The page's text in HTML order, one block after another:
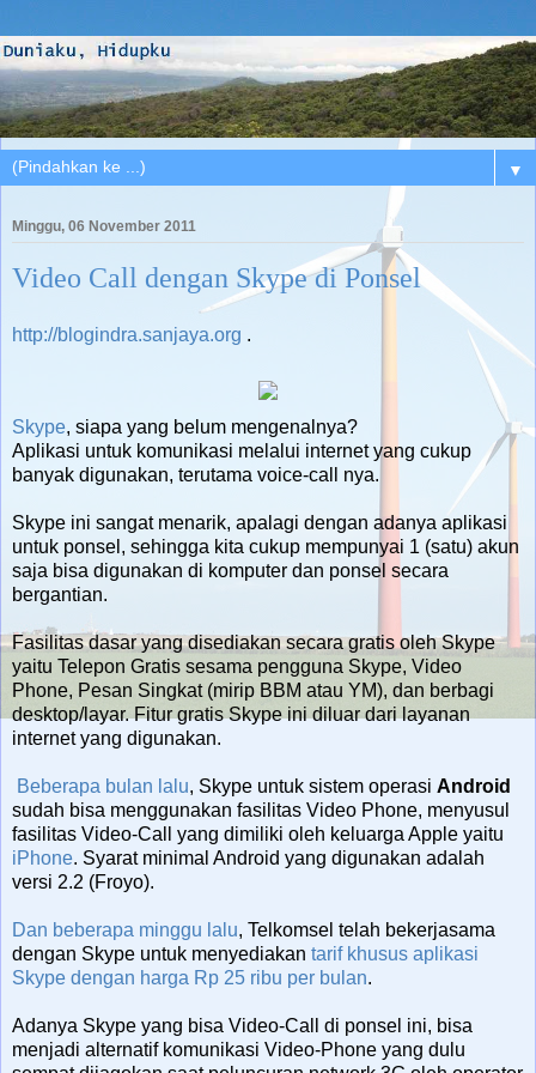
▼
Minggu, 06 November 2011
Video Call dengan Skype di Ponsel
http://blogindra.sanjaya.org .
Skype, siapa yang belum mengenalnya?
Aplikasi untuk komunikasi melalui internet yang cukup
banyak digunakan, terutama voice-call nya.
Skype ini sangat menarik, apalagi dengan adanya aplikasi
untuk ponsel, sehingga kita cukup mempunyai 1 (satu) akun
saja bisa digunakan di komputer dan ponsel secara
bergantian.
Fasilitas dasar yang disediakan secara gratis oleh Skype
yaitu Telepon Gratis sesama pengguna Skype, Video
Phone, Pesan Singkat (mirip BBM atau YM), dan berbagi
desktop/layar. Fitur gratis Skype ini diluar dari layanan
internet yang digunakan.
Beberapa bulan lalu, Skype untuk sistem operasi Android
sudah bisa menggunakan fasilitas Video Phone, menyusul
fasilitas Video-Call yang dimiliki oleh keluarga Apple yaitu
iPhone. Syarat minimal Android yang digunakan adalah
versi 2.2 (Froyo).
Dan beberapa minggu lalu, Telkomsel telah bekerjasama
dengan Skype untuk menyediakan tarif khusus aplikasi
Skype dengan harga Rp 25 ribu per bulan.
Adanya Skype yang bisa Video-Call di ponsel ini, bisa
menjadi alternatif komunikasi Video-Phone yang dulu